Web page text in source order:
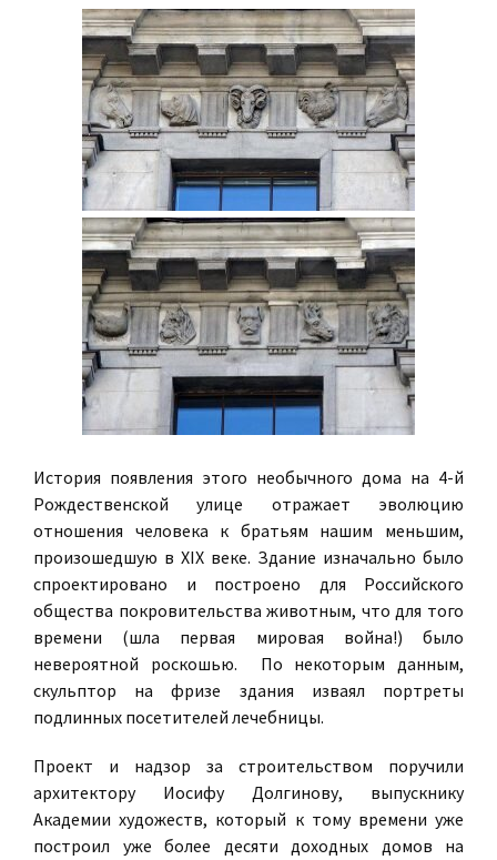
История появления этого необычного дома на 4-й
Рождественской улице отражает эволюцию
отношения человека к братьям нашим меньшим,
произошедшую в XIX веке. Здание изначально было
спроектировано и построено для Российского
общества покровительства животным, что для того
времени (шла первая мировая война!) было
невероятной роскошью. По некоторым данным,
скульптор на фризе здания изваял портреты
подлинных посетителей лечебницы.
Проект и надзор за строительством поручили
архитектору Иосифу Долгинову, выпускнику
Академии художеств, который к тому времени уже
построил уже более десяти доходных домов на